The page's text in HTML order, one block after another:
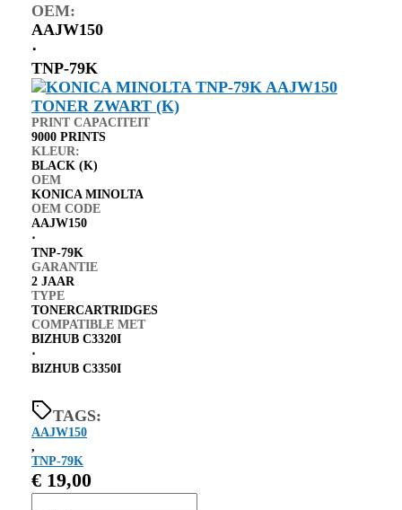
OEM:
AAJW150
⋅
TNP-79K
PRINT CAPACITEIT
9000 PRINTS
KLEUR:
BLACK (K)
OEM
KONICA MINOLTA
OEM CODE
AAJW150
⋅
TNP-79K
GARANTIE
2 JAAR
TYPE
TONERCARTRIDGES
COMPATIBLE MET
BIZHUB C3320I
⋅
BIZHUB C3350I
TAGS:
AAJW150
,
TNP-79K
€ 19,00